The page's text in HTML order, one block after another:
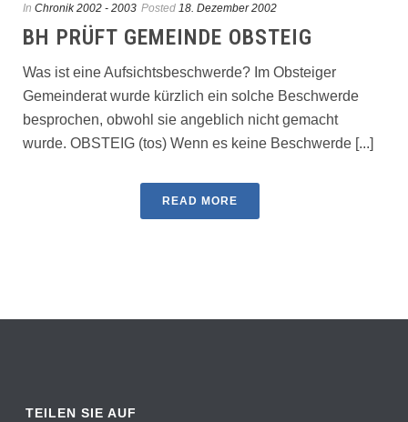
In Chronik 2002 - 2003 Posted 18. Dezember 2002
BH PRÜFT GEMEINDE OBSTEIG
Was ist eine Aufsichtsbeschwerde? Im Obsteiger
Gemeinderat wurde kürzlich ein solche Beschwerde
besprochen, obwohl sie angeblich nicht gemacht
wurde. OBSTEIG (tos) Wenn es keine Beschwerde [...]
READ MORE
TEILEN SIE AUF